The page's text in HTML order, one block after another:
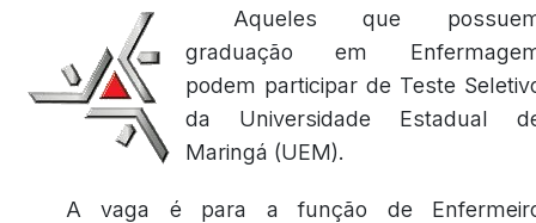
Aqueles que
graduação em
podem participar de Teste
da Universidade Estadual
Maringá (UEM).
A vaga é para a função de